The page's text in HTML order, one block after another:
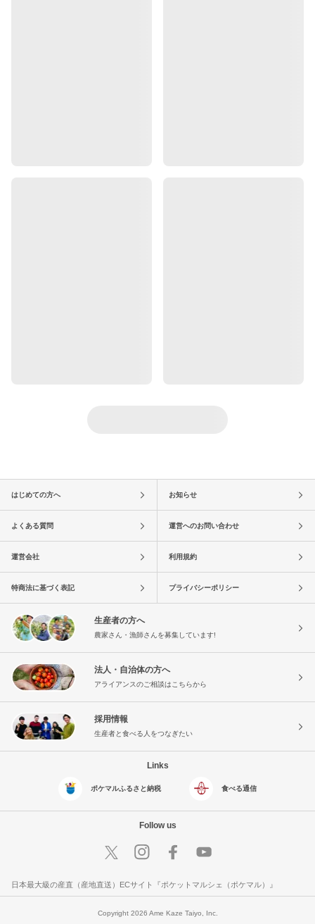
はじめての方へ お知らせ
よくある質問 運営へのお問い合わせ
運営会社 利用規約
特商法に基づく表記 プライバシーポリシー
生産者の方へ
農家さん・漁師さんを募集しています!
法人・自治体の方へ
アライアンスのご相談はこちらから
採用情報
生産者と食べる人をつなぎたい
Links
ポケマルふるさと納税 食べる通信
Follow us
日本最大級の産直（産地直送）ECサイト『ポケットマルシェ（ポケマル）』
Copyright 2026 Ame Kaze Taiyo, Inc.